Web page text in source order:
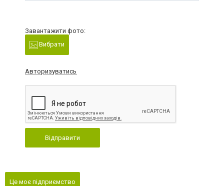
Завантажити фото:
Вибрати
Авторизуватись
Відправити
Це моє підприємство